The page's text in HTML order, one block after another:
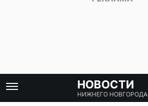
НОВОСТИ
НИЖНЕГО НОВГОРОДА